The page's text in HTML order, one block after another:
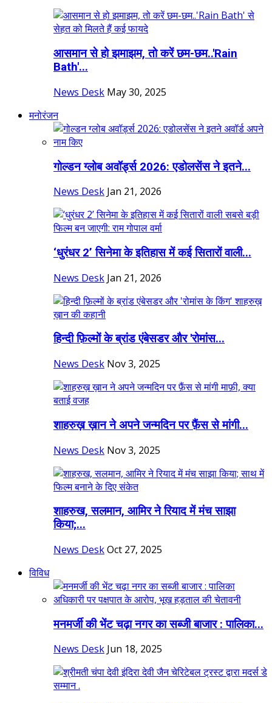
आसमान से हो झमाझम, तो करें छम-छम..'Rain
Bath'...
News Desk May 30, 2025
मनोरंजन
गोल्डन ग्लोब अवॉर्ड्स 2026: एडोलसेंस ने इतने...
News Desk Jan 21, 2026
‘धुरंधर 2’ सिनेमा के इतिहास में कई सितारों वाली...
News Desk Jan 21, 2026
हिन्दी फ़िल्मों के ब्रांड एंबेसडर और 'रोमांस...
News Desk Nov 3, 2025
शाहरुख़ ख़ान ने अपने जन्मदिन पर फ़ैंस से मांगी...
News Desk Nov 3, 2025
शाहरुख, सलमान, आमिर ने रियाद में मंच साझा
किया;...
News DeskOct 27, 2025
विविध
मनमर्जी की भेंट चढ़ा नगर का सब्जी बाजार : पालिका...
News Desk Jun 18, 2025